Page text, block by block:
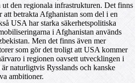
den regionala infrastrukturen. Det finns
att betrakta Afghanistan som del i en
USA har starka säkerhetspolitiska
i Afghanistan används
Men det finns även mer
som gör det troligt att USA kommer
i regionen oavsett utvecklingen i
naturligtvis Rysslands och kanske
ambitioner.